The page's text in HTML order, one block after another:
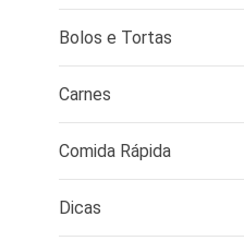
Bolos e Tortas
Carnes
Comida Rápida
Dicas